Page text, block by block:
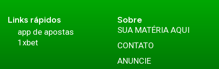
Links rápidos
app de apostas
1xbet
Sobre
SUA MATÉRIA AQUI
CONTATO
ANUNCIE